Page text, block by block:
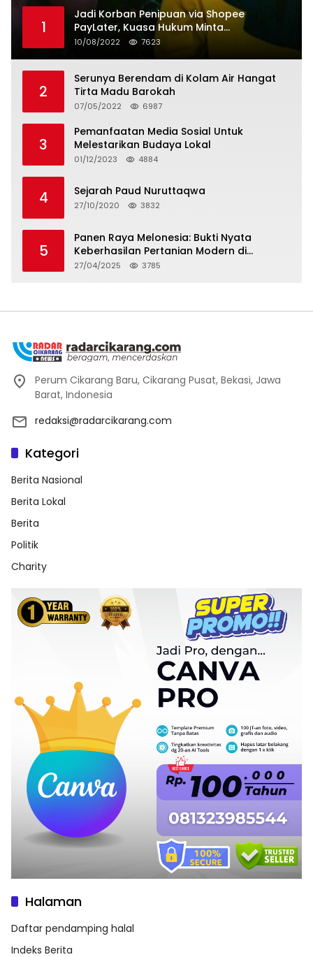
1
Jadi Korban Penipuan via Shopee
PayLater, Kuasa Hukum Minta
Penangguhan Tagihan dan Hapus Bunga
10/08/2022 7623
2
Serunya Berendam di Kolam Air Hangat
Tirta Madu Barokah
07/05/2022 6987
3
Pemanfaatan Media Sosial Untuk
Melestarikan Budaya Lokal
01/12/2023 4884
4 Sejarah Paud Nuruttaqwa
27/10/2020 3832
5
Panen Raya Melonesia: Bukti Nyata
Keberhasilan Pertanian Modern di
Kabupaten Bekasi
27/04/2025 3785
Perum Cikarang Baru, Cikarang Pusat, Bekasi, Jawa
Barat, Indonesia
redaksi@radarcikarang.com
Kategori
Berita Nasional
Berita Lokal
Berita
Politik
Charity
Halaman
Daftar pendamping halal
Indeks Berita